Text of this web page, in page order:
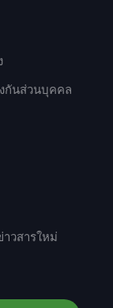
กันส่วนบุคคล
าวสารใหม่